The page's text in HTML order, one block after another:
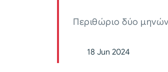
Περιθώριο δύο
18 Jun 2024